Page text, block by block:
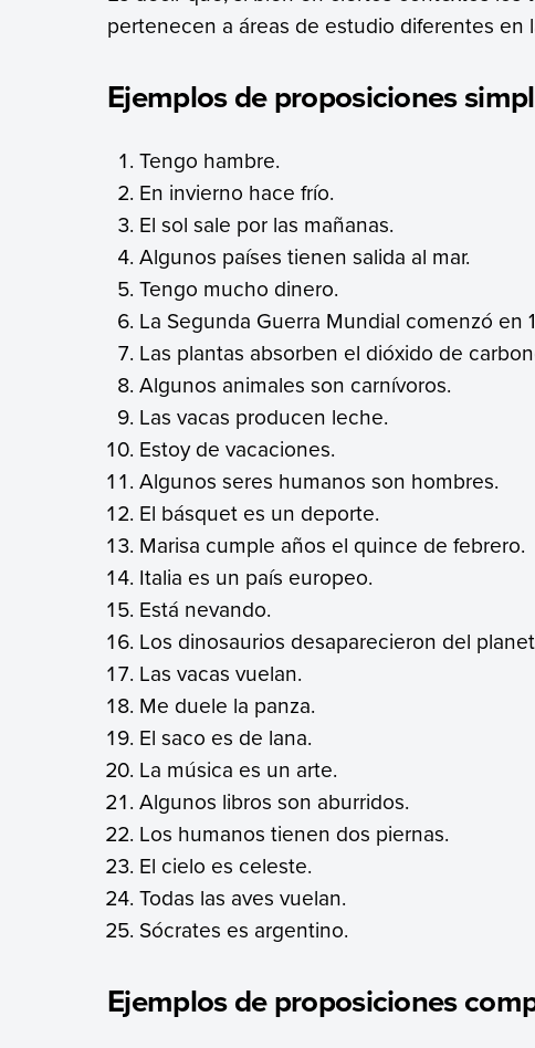
pertenecen a áreas de estudio diferentes en
Ejemplos de proposiciones
Tengo hambre.
En invierno hace frío.
El sol sale por las mañanas.
Algunos países tienen salida al mar.
Tengo mucho dinero.
La Segunda Guerra Mundial comenzó en
Las plantas absorben el dióxido de
Algunos animales son carnívoros.
Las vacas producen leche.
Estoy de vacaciones.
Algunos seres humanos son hombres.
El básquet es un deporte.
Marisa cumple años el quince de febrero.
Italia es un país europeo.
Está nevando.
Los dinosaurios desaparecieron del
Las vacas vuelan.
Me duele la panza.
El saco es de lana.
La música es un arte.
Algunos libros son aburridos.
Los humanos tienen dos piernas.
El cielo es celeste.
Todas las aves vuelan.
Sócrates es argentino.
Ejemplos de proposiciones